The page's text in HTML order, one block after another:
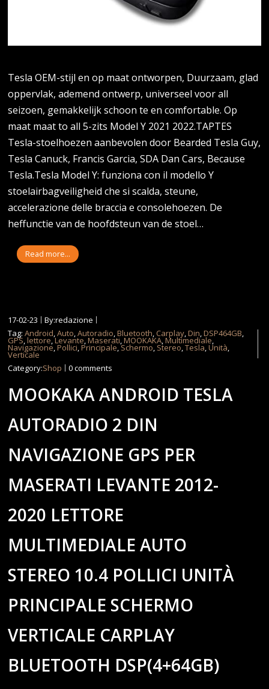
Tesla OEM-stijl en op maat ontworpen, Duurzaam, glad
oppervlak, ademend ontwerp, universeel voor all
seizoen, gemakkelijk schoon te en comfortable. Op
maat maat to all 5-zits Model Y 2021 2022.TAPTES
Tesla-stoelhoezen aanbevolen door Bearded Tesla Guy,
Tesla Canuck, Francis Garcia, SDA Dan Cars, Because
Tesla.Tesla Model Y: funziona con il modello Y
stoelairbagveiligheid che si scalda, steune,
accelerazione delle braccia e consolehoezen. De
heffunctie van de hoofdsteun van de stoel…
Read more...
17-02-23
By:redazione
Tag:Android,Auto,Autoradio,Bluetooth, Carplay,Din,DSP464GB,
GPS,lettore,Levante,Maserati,MOOKAKA,Multimediale,
Navigazione,Pollici,Principale,Schermo, Stereo,Tesla,Unità,
Verticale
Category:Shop 0 comments
MOOKAKA ANDROID TESLA
AUTORADIO 2 DIN
NAVIGAZIONE GPS PER
MASERATI LEVANTE 2012-
2020 LETTORE
MULTIMEDIALE AUTO
STEREO 10.4 POLLICI UNITÀ
PRINCIPALE SCHERMO
VERTICALE CARPLAY
BLUETOOTH DSP(4+64GB)